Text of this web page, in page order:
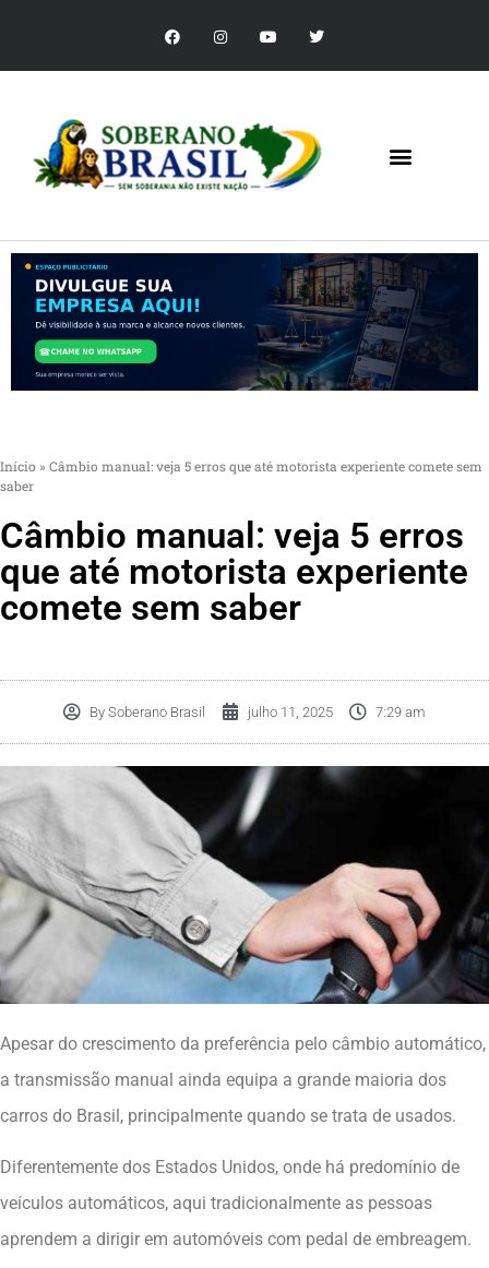
Início » Câmbio manual: veja 5 erros que até motorista experiente comete sem
saber
Câmbio manual: veja 5 erros
que até motorista experiente
comete sem saber
By Soberano Brasil julho 11, 2025 7:29 am
Apesar do crescimento da preferência pelo câmbio automático,
a transmissão manual ainda equipa a grande maioria dos
carros do Brasil, principalmente quando se trata de usados.
Diferentemente dos Estados Unidos, onde há predomínio de
veículos automáticos, aqui tradicionalmente as pessoas
aprendem a dirigir em automóveis com pedal de embreagem.